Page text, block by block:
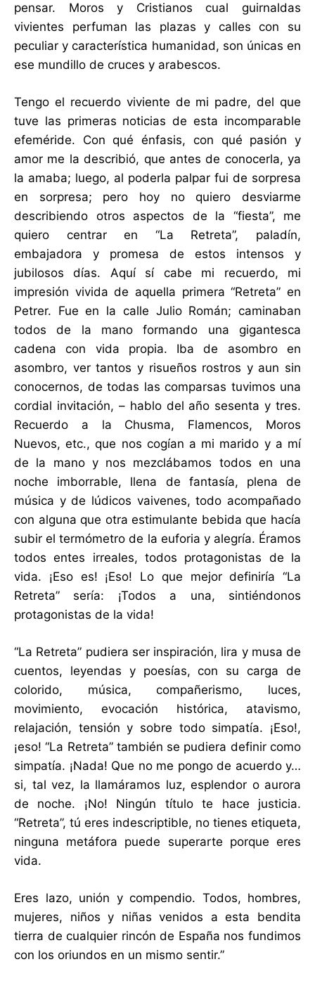
pensar. Moros y Cristianos cual guirnaldas
vivientes perfuman las plazas y calles con su
peculiar y característica humanidad, son únicas en
ese mundillo de cruces y arabescos.
Tengo el recuerdo viviente de mi padre, del que
tuve las primeras noticias de esta incomparable
efeméride. Con qué énfasis, con qué pasión y
amor me la describió, que antes de conocerla, ya
la amaba; luego, al poderla palpar fui de sorpresa
en sorpresa; pero hoy no quiero desviarme
describiendo otros aspectos de la “fiesta”, me
quiero centrar en “La Retreta”, paladín,
embajadora y promesa de estos intensos y
jubilosos días. Aquí sí cabe mi recuerdo, mi
impresión vivida de aquella primera “Retreta” en
Petrer. Fue en la calle Julio Román; caminaban
todos de la mano formando una gigantesca
cadena con vida propia. Iba de asombro en
asombro, ver tantos y risueños rostros y aun sin
conocernos, de todas las comparsas tuvimos una
cordial invitación, – hablo del año sesenta y tres.
Recuerdo a la Chusma, Flamencos, Moros
Nuevos, etc., que nos cogían a mi marido y a mí
de la mano y nos mezclábamos todos en una
noche imborrable, llena de fantasía, plena de
música y de lúdicos vaivenes, todo acompañado
con alguna que otra estimulante bebida que hacía
subir el termómetro de la euforia y alegría. Éramos
todos entes irreales, todos protagonistas de la
vida. ¡Eso es! ¡Eso! Lo que mejor definiría “La
Retreta” sería: ¡Todos a una, sintiéndonos
protagonistas de la vida!
“La Retreta” pudiera ser inspiración, lira y musa de
cuentos, leyendas y poesías, con su carga de
colorido, música, compañerismo, luces,
movimiento, evocación histórica, atavismo,
relajación, tensión y sobre todo simpatía. ¡Eso!,
¡eso! “La Retreta” también se pudiera definir como
simpatía. ¡Nada! Que no me pongo de acuerdo y…
si, tal vez, la llamáramos luz, esplendor o aurora
de noche. ¡No! Ningún título te hace justicia.
“Retreta”, tú eres indescriptible, no tienes etiqueta,
ninguna metáfora puede superarte porque eres
vida.
Eres lazo, unión y compendio. Todos, hombres,
mujeres, niños y niñas venidos a esta bendita
tierra de cualquier rincón de España nos fundimos
con los oriundos en un mismo sentir.”